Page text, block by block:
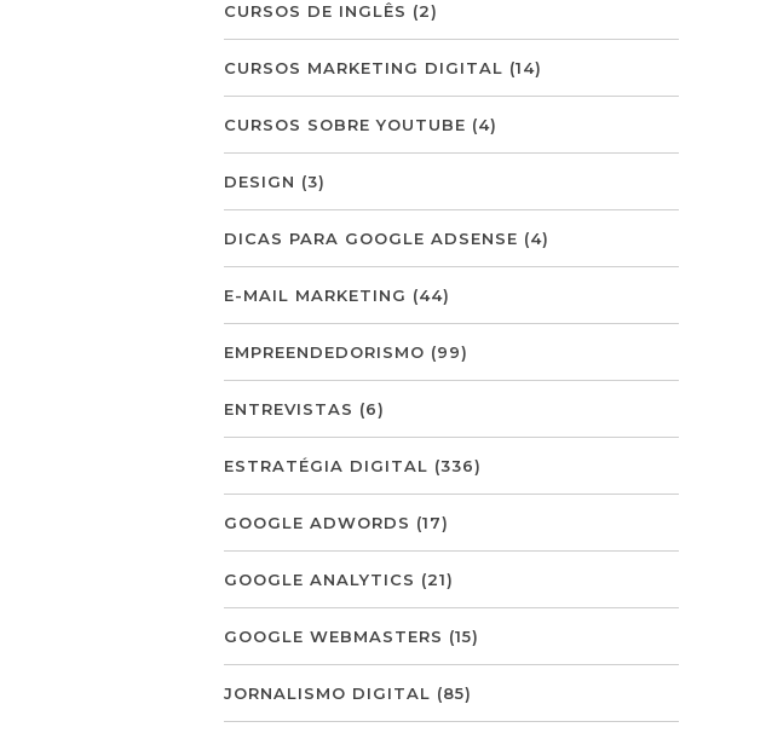
CURSOS DE INGLÊS (2)
CURSOS MARKETING DIGITAL (14)
CURSOS SOBRE YOUTUBE (4)
DESIGN (3)
DICAS PARA GOOGLE ADSENSE (4)
E-MAIL MARKETING (44)
EMPREENDEDORISMO (99)
ENTREVISTAS (6)
ESTRATÉGIA DIGITAL (336)
GOOGLE ADWORDS (17)
GOOGLE ANALYTICS (21)
GOOGLE WEBMASTERS (15)
JORNALISMO DIGITAL (85)